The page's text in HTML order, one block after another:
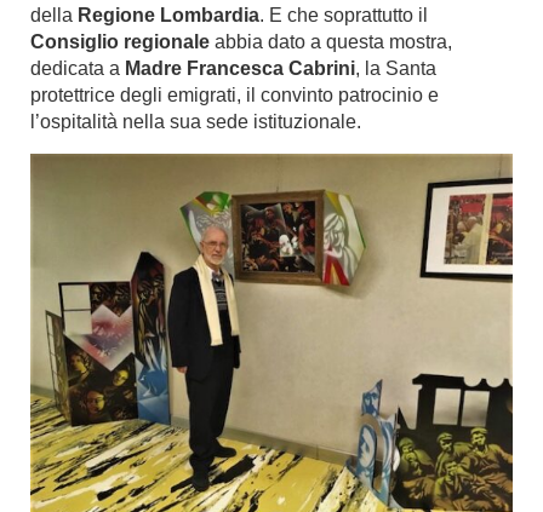
della Regione Lombardia. E che soprattutto il
Consiglio regionale abbia dato a questa mostra,
dedicata a Madre Francesca Cabrini, la Santa
protettrice degli emigrati, il convinto patrocinio e
l’ospitalità nella sua sede istituzionale.